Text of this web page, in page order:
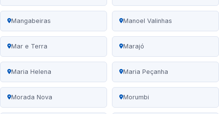
Mangabeiras Manoel Valinhas
Mar e Terra Marajó
Maria Helena Maria Peçanha
Morada Nova Morumbi